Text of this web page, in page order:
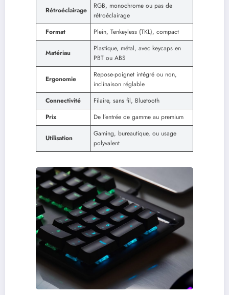
Rétroéclairage
RGB, monochrome ou pas de
rétroéclairage
Format
Plein, Tenkeyless (TKL), compact
Matériau
Plastique, métal, avec keycaps en
PBT ou ABS
Ergonomie
Repose-poignet intégré ou non,
inclinaison réglable
Connectivité
Filaire, sans fil, Bluetooth
Prix
De l’entrée de gamme au premium
Utilisation
Gaming, bureautique, ou usage
polyvalent